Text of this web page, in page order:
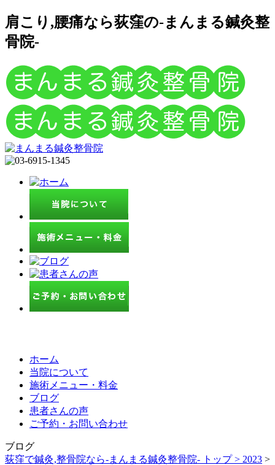
肩こり,腰痛なら荻窪の-まんまる鍼灸整
骨院-
ホーム
当院について
施術メニュー・料金
ブログ
患者さんの声
ご予約・お問い合わせ
ブログ
荻窪で鍼灸,整骨院なら-まんまる鍼灸整骨院- トップ > 2023 >